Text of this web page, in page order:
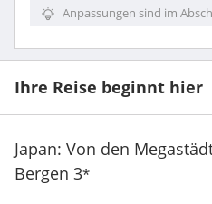
Anpassungen sind im
Ihre Reise beginnt hier
Japan: Von den
Bergen 3*